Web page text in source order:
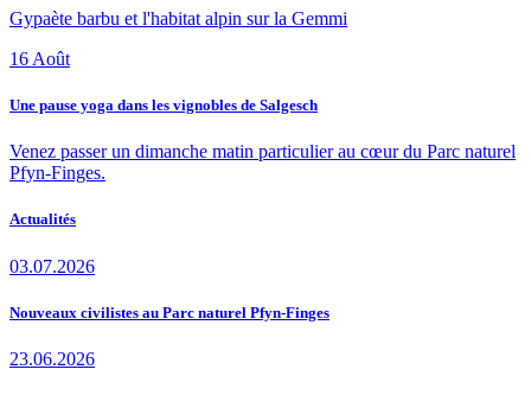
Gypaète barbu et l'habitat alpin sur la Gemmi
16 Août
Une pause yoga dans les vignobles de Salgesch
Venez passer un dimanche matin particulier au cœur du Parc naturel
Pfyn-Finges.
Actualités
03.07.2026
Nouveaux civilistes au Parc naturel Pfyn-Finges
23.06.2026